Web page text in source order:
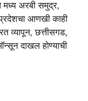
मध्य अरबी समुद्र,
आणखी काही
व्यापून, छत्तीसगड,
दाखल होण्याची